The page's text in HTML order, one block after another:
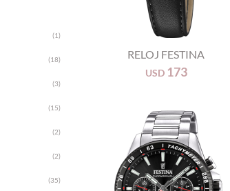
(1)
(18)
(3)
(15)
(2)
(2)
(35)
RELOJ FESTINA
USD 173